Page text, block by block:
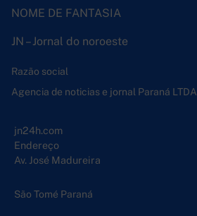
NOME DE FANTASIA
JN – Jornal do noroeste
Razão social
Agencia de noticias e jornal Paraná LTDA
jn24h.com
Endereço
Av. José Madureira
São Tomé Paraná